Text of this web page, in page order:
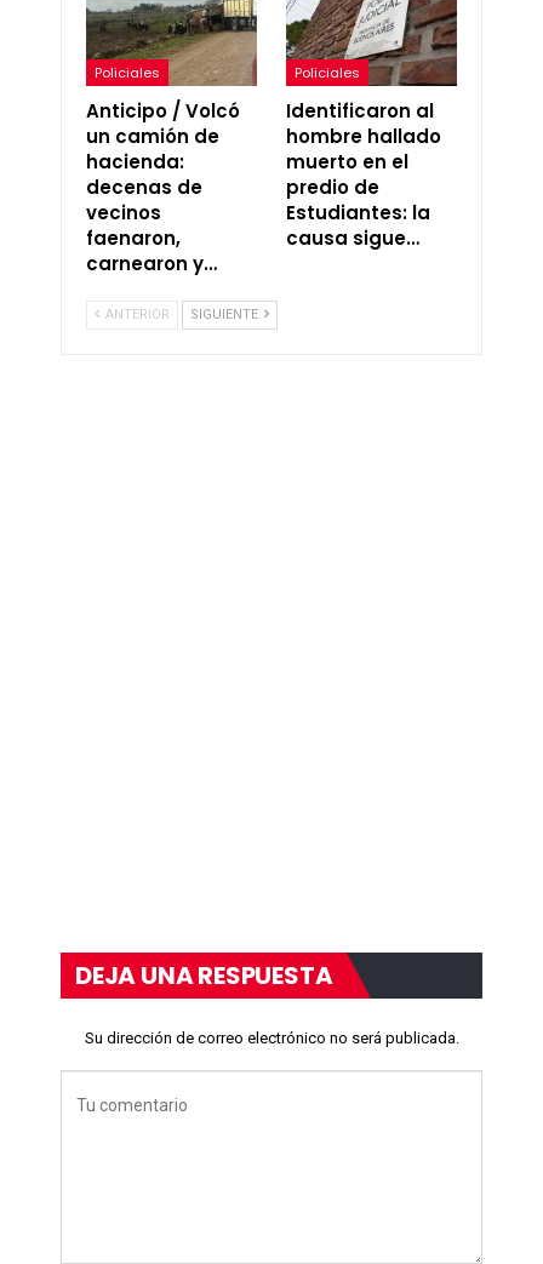
Policiales
Anticipo / Volcó
un camión de
hacienda:
decenas de
vecinos
faenaron,
carnearon y…
Policiales
Identificaron al
hombre hallado
muerto en el
predio de
Estudiantes: la
causa sigue…
ANTERIOR SIGUIENTE
DEJA UNA RESPUESTA
Su dirección de correo electrónico no será publicada.